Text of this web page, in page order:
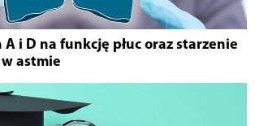
i D na funkcję płuc oraz starzenie
astmie